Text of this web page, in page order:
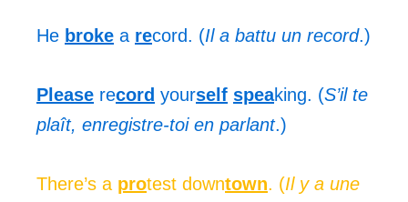
He broke a record. (Il a battu un record.)
Please record yourself speaking. (S’il te
plaît, enregistre-toi en parlant.)
There’s a protest downtown. (Il y a une